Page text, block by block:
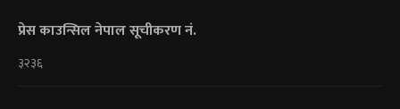
प्रेस काउन्सिल नेपाल सूचीकरण नं.
३२३६